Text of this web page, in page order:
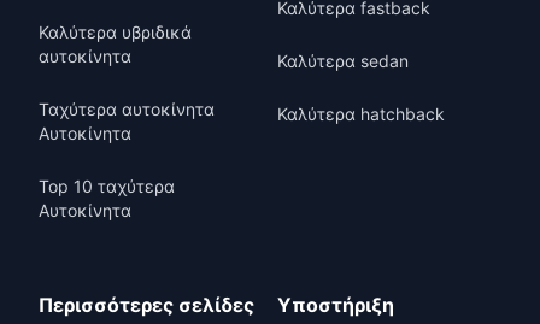
Καλύτερα υβριδικά
αυτοκίνητα
Ταχύτερα αυτοκίνητα
Αυτοκίνητα
Top 10 ταχύτερα
Αυτοκίνητα
Καλύτερα fastback
Καλύτερα sedan
Καλύτερα hatchback
Περισσότερες σελίδες Υποστήριξη